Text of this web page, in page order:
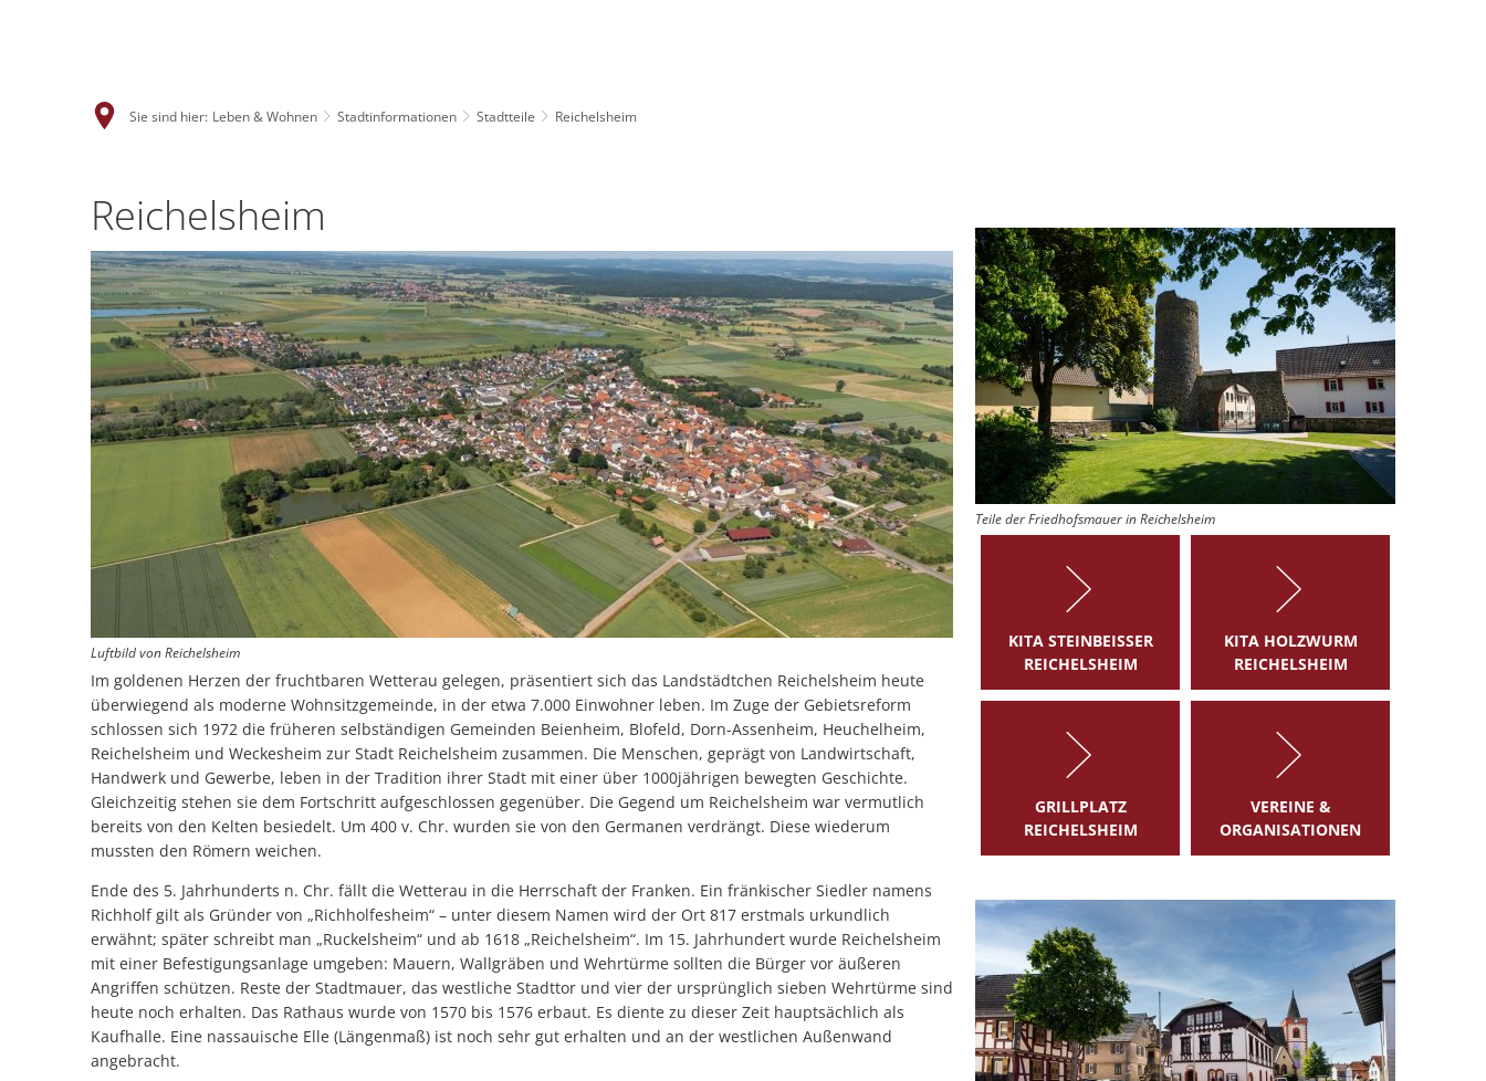
Sie sind hier: Leben & Wohnen Stadtinformationen Stadtteile Reichelsheim
Reichelsheim
Luftbild von Reichelsheim
Im goldenen Herzen der fruchtbaren Wetterau gelegen, präsentiert sich das Landstädtchen Reichelsheim heute
überwiegend als moderne Wohnsitzgemeinde, in der etwa 7.000 Einwohner leben. Im Zuge der Gebietsreform
schlossen sich 1972 die früheren selbständigen Gemeinden Beienheim, Blofeld, Dorn-Assenheim, Heuchelheim,
Reichelsheim und Weckesheim zur Stadt Reichelsheim zusammen. Die Menschen, geprägt von Landwirtschaft,
Handwerk und Gewerbe, leben in der Tradition ihrer Stadt mit einer über 1000jährigen bewegten Geschichte.
Gleichzeitig stehen sie dem Fortschritt aufgeschlossen gegenüber. Die Gegend um Reichelsheim war vermutlich
bereits von den Kelten besiedelt. Um 400 v. Chr. wurden sie von den Germanen verdrängt. Diese wiederum
mussten den Römern weichen.
Ende des 5. Jahrhunderts n. Chr. fällt die Wetterau in die Herrschaft der Franken. Ein fränkischer Siedler namens
Richholf gilt als Gründer von „Richholfesheim“ – unter diesem Namen wird der Ort 817 erstmals urkundlich
erwähnt; später schreibt man „Ruckelsheim“ und ab 1618 „Reichelsheim“. Im 15. Jahrhundert wurde Reichelsheim
mit einer Befestigungsanlage umgeben: Mauern, Wallgräben und Wehrtürme sollten die Bürger vor äußeren
Angriffen schützen. Reste der Stadtmauer, das westliche Stadttor und vier der ursprünglich sieben Wehrtürme sind
heute noch erhalten. Das Rathaus wurde von 1570 bis 1576 erbaut. Es diente zu dieser Zeit hauptsächlich als
Kaufhalle. Eine nassauische Elle (Längenmaß) ist noch sehr gut erhalten und an der westlichen Außenwand
angebracht.
Teile der Friedhofsmauer in Reichelsheim
KITA STEINBEISSER R
EICHELSHEIM
KITA HOLZWURM
REICHELSHEIM
GRILLPLATZ
REICHELSHEIM
VEREINE &
ORGANISATIONEN